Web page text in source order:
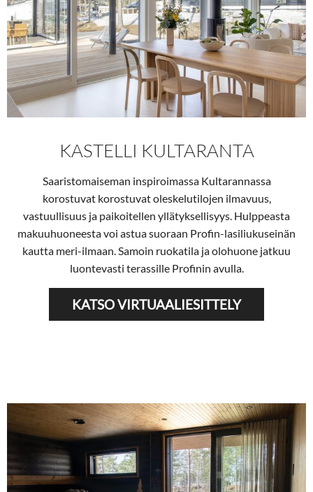
KASTELLI KULTARANTA
Saaristomaiseman inspiroimassa Kultarannassa
korostuvat korostuvat oleskelutilojen ilmavuus,
vastuullisuus ja paikoitellen yllätyksellisyys. Hulppeasta
makuuhuoneesta voi astua suoraan Profin-lasiliukuseinän
kautta meri-ilmaan. Samoin ruokatila ja olohuone jatkuu
luontevasti terassille Profinin avulla.
KATSO VIRTUAALIESITTELY